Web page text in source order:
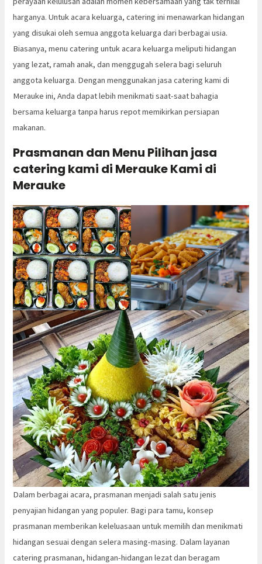
harganya. Untuk acara keluarga, catering ini menawarkan hidangan
yang disukai oleh semua anggota keluarga dari berbagai usia.
Biasanya, menu catering untuk acara keluarga meliputi hidangan
yang lezat, ramah anak, dan menggugah selera bagi seluruh
anggota keluarga. Dengan menggunakan jasa catering kami di
Merauke ini, Anda dapat lebih menikmati saat-saat bahagia
bersama keluarga tanpa harus repot memikirkan persiapan
makanan.
Prasmanan dan Menu Pilihan jasa
catering kami di Merauke Kami di
Merauke
Dalam berbagai acara, prasmanan menjadi salah satu jenis
penyajian hidangan yang populer. Bagi para tamu, konsep
prasmanan memberikan keleluasaan untuk memilih dan menikmati
hidangan sesuai dengan selera masing-masing. Dalam layanan
catering prasmanan, hidangan-hidangan lezat dan beragam